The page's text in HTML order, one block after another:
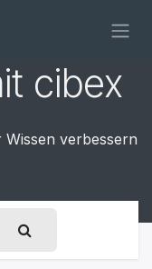
cibex
verbessern